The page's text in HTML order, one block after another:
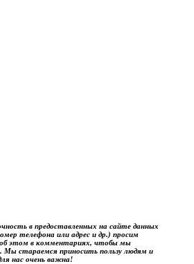
в предоставленных на сайте данных
телефона или адрес и др.) просим
об этом в комментариях, чтобы мы
Мы стараемся приносить пользу людям и
нас очень важна!